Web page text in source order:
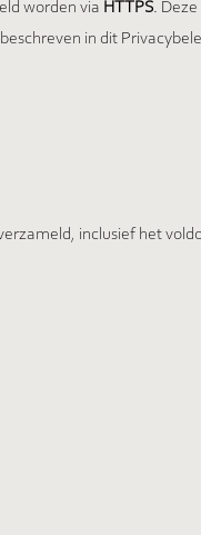
worden via HTTPS.
in dit
inclusief het